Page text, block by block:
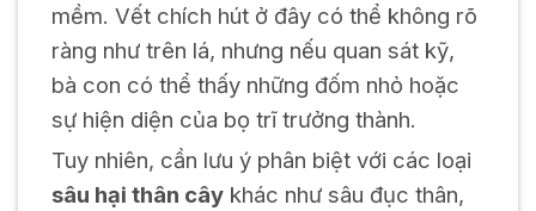
mềm. Vết chích hút ở đây có thể không rõ
ràng như trên lá, nhưng nếu quan sát kỹ,
bà con có thể thấy những đốm nhỏ hoặc
sự hiện diện của bọ trĩ trưởng thành.
Tuy nhiên, cần lưu ý phân biệt với các loại
sâu hại thân câykhác như sâu đục thân,